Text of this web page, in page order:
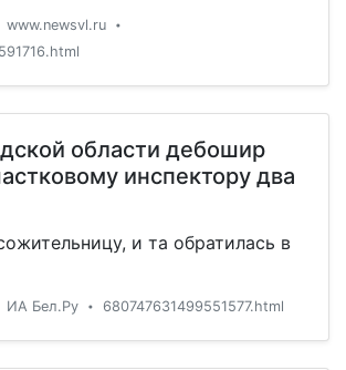
www.newsvl.ru •
области дебошир
инспектору два
и та обратилась в
ИА Бел.Ру • 680747631499551577.html